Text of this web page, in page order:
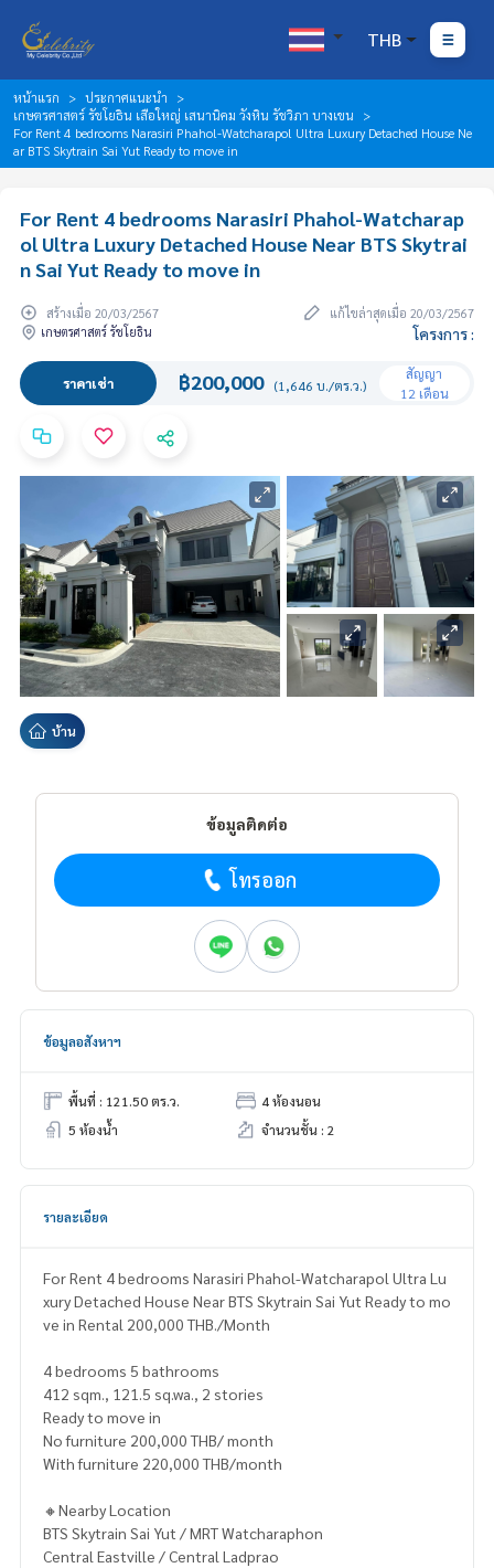
THB
หน้าแรก
ประกาศแนะนำ
เกษตรศาสตร์ รัชโยธิน เสือใหญ่ เสนานิคม วังหิน รัชวิภา บางเขน
For Rent 4 bedrooms Narasiri Phahol-Watcharapol Ultra Luxury Detached House Ne
ar BTS Skytrain Sai Yut Ready to move in
For Rent 4 bedrooms Narasiri Phahol-Watcharap
ol Ultra Luxury Detached House Near BTS Skytrai
n Sai Yut Ready to move in
สร้างเมื่อ 20/03/2567
แก้ไขล่าสุดเมื่อ 20/03/2567
เกษตรศาสตร์ รัชโยธิน
โครงการ :
ราคาเช่า ฿200,000 (1,646 บ./ตร.ว.)
สัญญา
12 เดือน
บ้าน
ข้อมูลติดต่อ
โทรออก
ข้อมูลอสังหาฯ
พื้นที่ : 121.50 ตร.ว.
4 ห้องนอน
5 ห้องน้ำ
จำนวนชั้น : 2
รายละเอียด
For Rent 4 bedrooms Narasiri Phahol-Watcharapol Ultra Lu
xury Detached House Near BTS Skytrain Sai Yut Ready to mo
ve in Rental 200,000 THB./Month
4 bedrooms 5 bathrooms
412 sqm., 121.5 sq.wa., 2 stories
Ready to move in
No furniture 200,000 THB/ month
With furniture 220,000 THB/month
🔸Nearby Location
BTS Skytrain Sai Yut / MRT Watcharaphon
Central Eastville / Central Ladprao